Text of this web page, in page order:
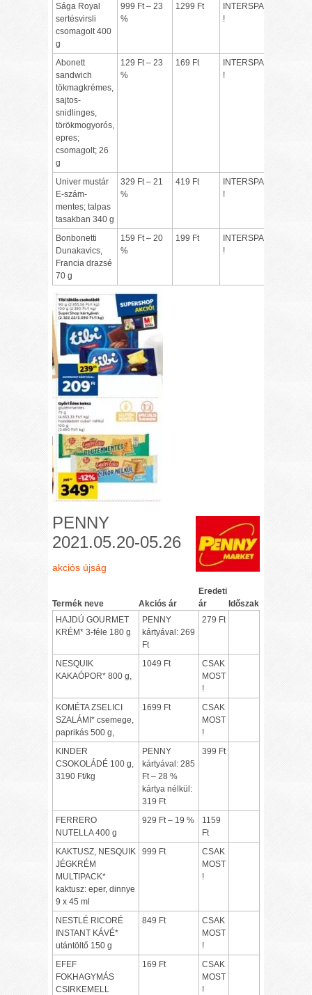
Sága Royal
sertésvirsli
csomagolt 400
g
999 Ft – 23
%
1299 Ft
INTERSPAR
!
Abonett
sandwich
tökmagkrémes,
sajtos-
snidlinges,
törökmogyorós,
epres;
csomagolt; 26
g
129 Ft – 23
%
169 Ft
INTERSPAR
!
Univer mustár
E-szám-
mentes; talpas
tasakban 340 g
329 Ft – 21
%
419 Ft
INTERSPAR
!
Bonbonetti
Dunakavics,
Francia drazsé
70 g
159 Ft – 20
%
199 Ft
INTERSPAR
!
PENNY
2021.05.20-05.26
akciós újság
Termék neve Akciós ár
Eredeti
ár
Időszak
HAJDÚ GOURMET
KRÉM* 3-féle 180 g
PENNY
kártyával: 269
Ft
279 Ft
NESQUIK
KAKAÓPOR* 800 g,
1049 Ft
CSAK
MOST
!
KOMÉTA ZSELICI
SZALÁMI* csemege,
paprikás 500 g,
1699 Ft
CSAK
MOST
!
KINDER
CSOKOLÁDÉ 100 g,
3190 Ft/kg
PENNY
kártyával: 285
Ft – 28 %
kártya nélkül:
319 Ft
399 Ft
FERRERO
NUTELLA 400 g
929 Ft – 19 %
1159
Ft
KAKTUSZ, NESQUIK
JÉGKRÉM
MULTIPACK*
kaktusz: eper, dinnye
9 x 45 ml
999 Ft
CSAK
MOST
!
NESTLÉ RICORÉ
INSTANT KÁVÉ*
utántöltő 150 g
849 Ft
CSAK
MOST
!
EFEF
FOKHAGYMÁS
CSIRKEMELL
169 Ft
CSAK
MOST
!